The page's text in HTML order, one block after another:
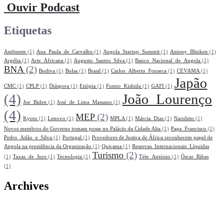
Ouvir Podcast
Etiquetas
Ambiente (1) Ana_Paula_de_Carvalho (1) Angola_Startup_Summit (1) Antony_Blinken (1)
Argélia (1) Arte_Africana (1) Augusto_Santos_Silva (1) Banco_Nacional_de_Angola (1)
BNA(2) Bodiva (1) Bolsa (1) Brasil (1) Carlos_Alberto_Fonseca (1) CEVAMA(1)
CMC (1) CPLP (1) Diáspora (1) Etiópia (1) Fumio_Kishida (1) GAFI (1) Japão
(4) Joe_Biden (1) José_de_Lima_Massano (1) João_Lourenço
(4) Kyoto (1) Lenovo (1) MEP (2) MPLA(1) Márcia_Dias (1) Naruhito (1)
Novos membros do Governo tomam posse no Palácio da Cidade Alta (1) Papa_Francisco (1)
Pedro_Adão_e_Silva (1) Portugal (1) Provedores de Justiça de África reconhecem papel de
Angola na presidência da Organização (1) Quiçama (1) Reservas_Internacionais_Líquidas
(1) Taxas_de_Juro (1) Tecnologia (1) Turismo (2) Téte_António (1) Óscar_Ribas
(1)
Archives